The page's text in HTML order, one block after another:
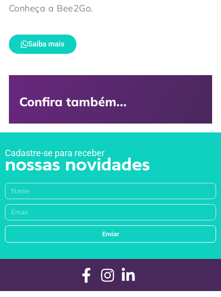
Conheça a Bee2Go.
Saiba mais
Confira também...
Cadastre-se para receber
nossas novidades
Enviar